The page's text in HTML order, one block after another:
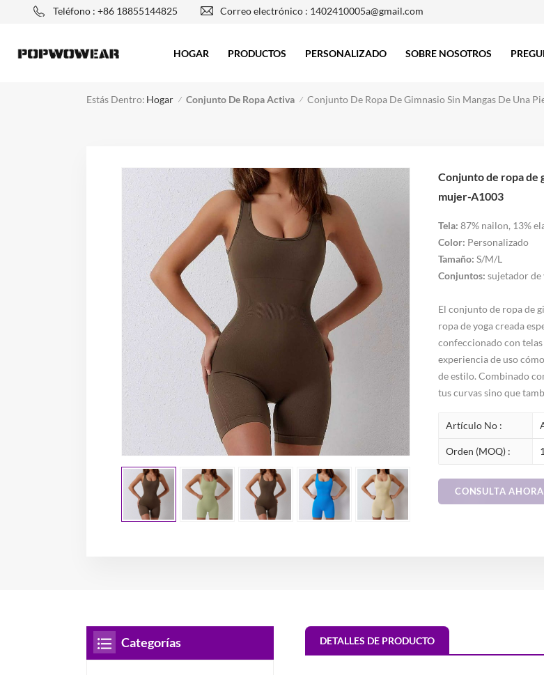
Teléfono : +86 18855144825 Correo electrónico : 1402410005a@gmail.com
HOGAR PRODUCTOS PERSONALIZADO SOBRE NOSOTROS
Estás Dentro: Hogar / Conjunto De Ropa Activa / Conjunto De Ropa De Gimnasio Sin Mangas De Una
Conjunto de ropa de gimnasio sin mangas de una pieza al por mayor para
mujer-A1003
Tela: 87% nailon, 13%
Color: Personalizado
Tamaño: S/M/L
Conjuntos: sujetador de
El conjunto de ropa de
ropa de yoga creada
confeccionado con
experiencia de uso
de estilo. Combinado
tus curvas sino que
Artículo No :
Orden (MOQ) :
CONSULTA AHORA
DETALLES DE PRODUCTO
Categorías